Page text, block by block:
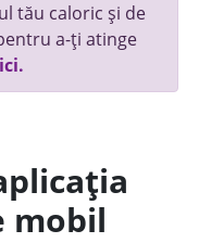
tău caloric și de
a-ți atinge
mobil